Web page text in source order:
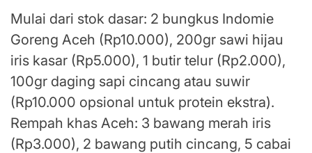
Mulai dari stok dasar: 2 bungkus Indomie
Goreng Aceh (Rp10.000), 200gr sawi hijau
iris kasar (Rp5.000), 1 butir telur (Rp2.000),
100gr daging sapi cincang atau suwir
(Rp10.000 opsional untuk protein ekstra).
Rempah khas Aceh: 3 bawang merah iris
(Rp3.000), 2 bawang putih cincang, 5 cabai